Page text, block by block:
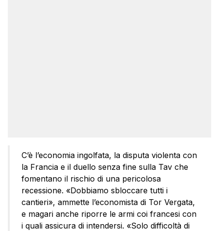
C’è l’economia ingolfata, la disputa violenta con
la Francia e il duello senza fine sulla Tav che
fomentano il rischio di una pericolosa
recessione. «Dobbiamo sbloccare tutti i
cantieri», ammette l’economista di Tor Vergata,
e magari anche riporre le armi coi francesi con
i quali assicura di intendersi. «Solo difficoltà di